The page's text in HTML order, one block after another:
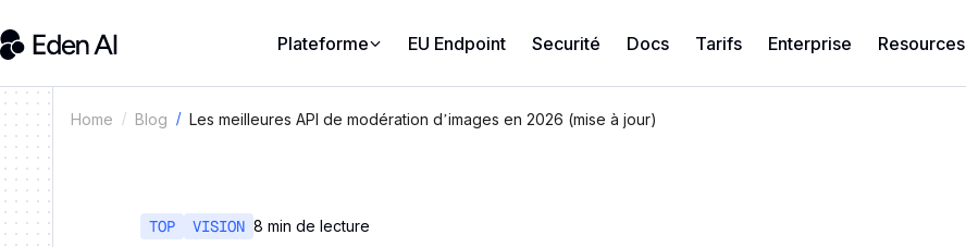
Plateforme EU Endpoint Securité Docs Tarifs Enterprise Resources
Home Blog Les meilleures API de modération d’images en 2026 (mise à jour)
TOP VISION 8 min de lecture